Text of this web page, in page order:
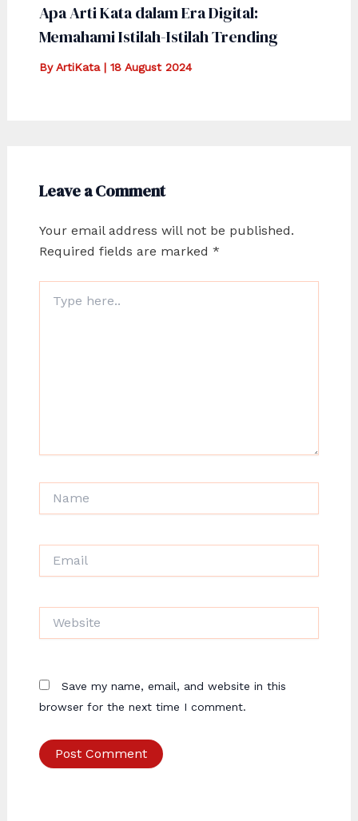
Apa Arti Kata dalam Era Digital:
Memahami Istilah-Istilah Trending
ByArtiKata | 18 August 2024
Leave a Comment
Your email address will not be published.
Required fields are marked *
here..
Save my name, email, and website in this
browser for the next time I comment.